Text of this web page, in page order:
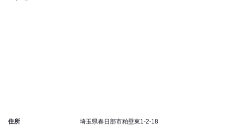
住所 埼玉県春日部市粕壁東1-2-18